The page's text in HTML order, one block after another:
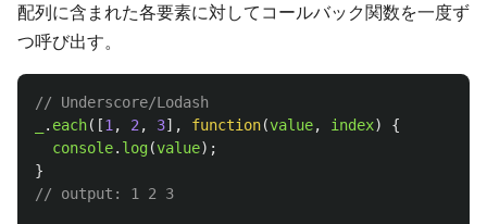
配列に含まれた各要素に対してコールバック関数を一度ず
つ呼び出す。
// Underscore/Lodash
. each([1 , 2 , 3], function(value, index)
{
console. log(value);
}
// output: 1 2 3